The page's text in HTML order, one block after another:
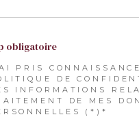
PRIS
DE
INFORMATIONS
DE MES
(*)*
obligatoire